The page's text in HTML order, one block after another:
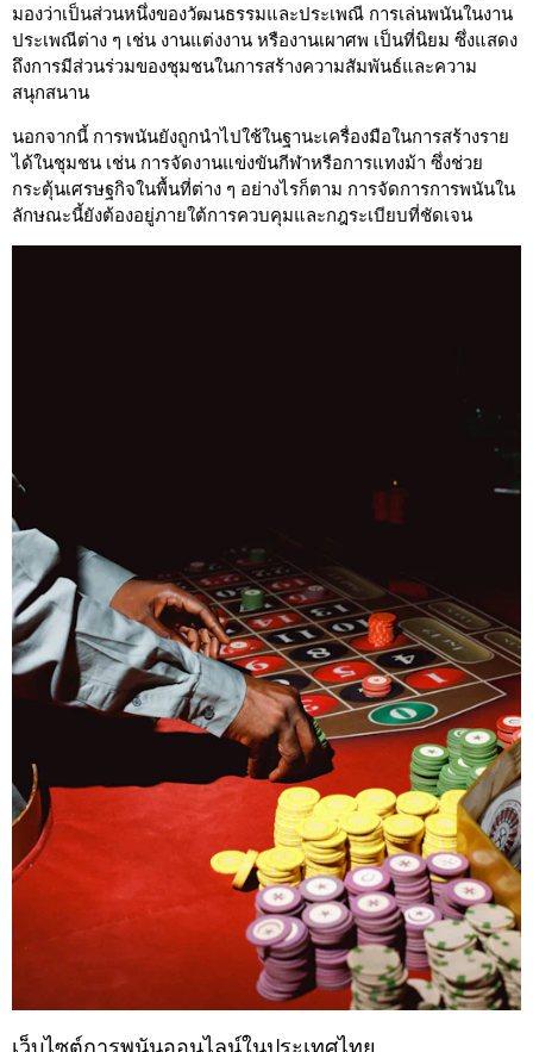
มองว่าเป็นส่วนหนึ่งของวัฒนธรรมและประเพณี การเล่นพนันในงาน
ประเพณีต่าง ๆ เช่น งานแต่งงาน หรืองานเผาศพ เป็นที่นิยม ซึ่งแสดง
ถึงการมีส่วนร่วมของชุมชนในการสร้างความสัมพันธ์และความ
สนุกสนาน
นอกจากนี้ การพนันยังถูกนำไปใช้ในฐานะเครื่องมือในการสร้างราย
ได้ในชุมชน เช่น การจัดงานแข่งขันกีฬาหรือการแทงม้า ซึ่งช่วย
กระตุ้นเศรษฐกิจในพื้นที่ต่าง ๆ อย่างไรก็ตาม การจัดการการพนันใน
ลักษณะนี้ยังต้องอยู่ภายใต้การควบคุมและกฎระเบียบที่ชัดเจน